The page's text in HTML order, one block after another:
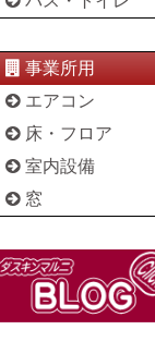
事業所用
エアコン
床・フロア
室内設備
窓